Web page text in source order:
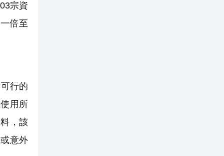
宗資
倍至
行的
用所
，該
意外